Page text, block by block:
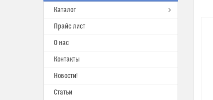
Каталог
Прайс лист
О нас
Контакты
Новости!
Статьи